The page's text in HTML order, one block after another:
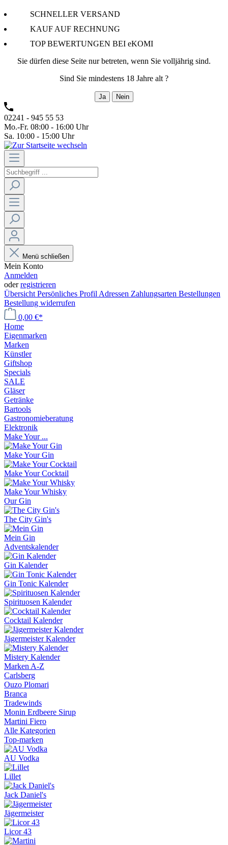
SCHNELLER VERSAND
KAUF AUF RECHNUNG
TOP BEWERTUNGEN BEI eKOMI
Sie dürfen diese Seite nur betreten, wenn Sie volljährig sind.
Sind Sie mindestens 18 Jahre alt ?
Ja Nein
02241 - 945 55 53
Mo.-Fr. 08:00 - 16:00 Uhr
Sa. 10:00 - 15:00 Uhr
Menü schließen
Mein Konto
Anmelden
oderregistrieren
Übersicht Persönliches Profil Adressen Zahlungsarten Bestellungen
Bestellung widerrufen
0,00 €*
Home
Eigenmarken
Marken
Künstler
Giftshop
Specials
SALE
Gläser
Getränke
Bartools
Gastronomieberatung
Elektronik
Make Your ...
Make Your Gin
Make Your Cocktail
Make Your Whisky
Our Gin
The City Gin's
Mein Gin
Adventskalender
Gin Kalender
Gin Tonic Kalender
Spirituosen Kalender
Cocktail Kalender
Jägermeister Kalender
Mistery Kalender
Marken A-Z
Carlsberg
Ouzo Plomari
Branca
Tradewinds
Monin Erdbeere Sirup
Martini Fiero
Alle Kategorien
Top-marken
AU Vodka
Lillet
Jack Daniel's
Jägermeister
Licor 43